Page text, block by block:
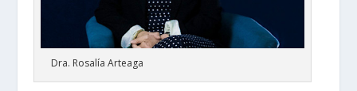
Dra. Rosalía Arteaga